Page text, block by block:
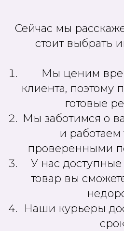
Сейчас мы
стоит выбрать
Мы ценим
клиента, поэтому
готовые
Мы заботимся о
и работаем
проверенными
У нас
товар вы
Наши курьеры